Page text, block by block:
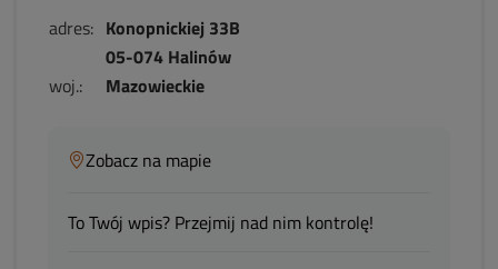
adres: Konopnickiej 33B
05-074 Halinów
woj.:
Mazowieckie
Zobacz na mapie
To Twój wpis? Przejmij nad nim kontrolę!